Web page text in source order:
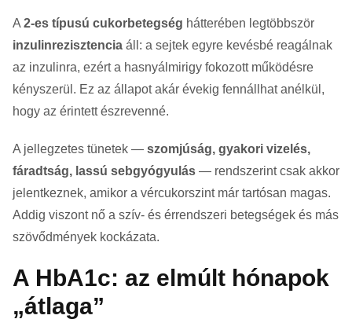
A 2-es típusú cukorbetegség hátterében legtöbbször
inzulinrezisztencia áll: a sejtek egyre kevésbé reagálnak
az inzulinra, ezért a hasnyálmirigy fokozott működésre
kényszerül. Ez az állapot akár évekig fennállhat anélkül,
hogy az érintett észrevenné.
A jellegzetes tünetek — szomjúság, gyakori vizelés,
fáradtság, lassú sebgyógyulás — rendszerint csak akkor
jelentkeznek, amikor a vércukorszint már tartósan magas.
Addig viszont nő a szív- és érrendszeri betegségek és más
szövődmények kockázata.
A HbA1c: az elmúlt hónapok
„átlaga”